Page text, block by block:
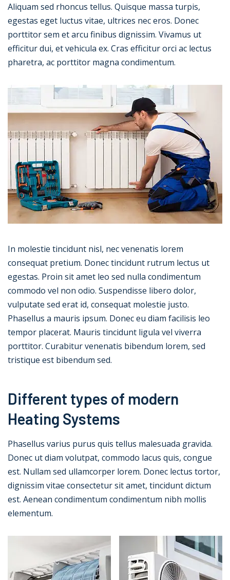
Aliquam sed rhoncus tellus. Quisque massa turpis,
egestas eget luctus vitae, ultrices nec eros. Donec
porttitor sem et arcu finibus dignissim. Vivamus ut
efficitur dui, et vehicula ex. Cras efficitur orci ac lectus
pharetra, ac porttitor magna condimentum.
In molestie tincidunt nisl, nec venenatis lorem
consequat pretium. Donec tincidunt rutrum lectus ut
egestas. Proin sit amet leo sed nulla condimentum
commodo vel non odio. Suspendisse libero dolor,
vulputate sed erat id, consequat molestie justo.
Phasellus a mauris ipsum. Donec eu diam facilisis leo
tempor placerat. Mauris tincidunt ligula vel viverra
porttitor. Curabitur venenatis bibendum lorem, sed
tristique est bibendum sed.
Different types of modern
Heating Systems
Phasellus varius purus quis tellus malesuada gravida.
Donec ut diam volutpat, commodo lacus quis, congue
est. Nullam sed ullamcorper lorem. Donec lectus tortor,
dignissim vitae consectetur sit amet, tincidunt dictum
est. Aenean condimentum condimentum nibh mollis
elementum.